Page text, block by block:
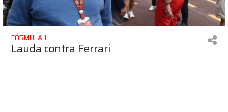
FÓRMULA 1
Lauda contra Ferrari